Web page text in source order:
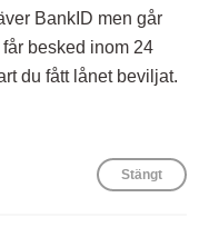
BankID men går
besked inom 24
du fått lånet beviljat.
Stängt